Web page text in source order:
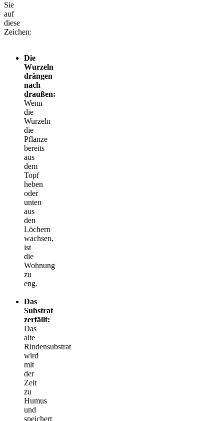
Sie
auf
diese
Zeichen:
Die
Wurzeln
drängen
nach
draußen:
Wenn
die
Wurzeln
die
Pflanze
bereits
aus
dem
Topf
heben
oder
unten
aus
den
Löchern
wachsen,
ist
die
Wohnung
zu
eng.
Das
Substrat
zerfällt:
Das
alte
Rindensubstrat
wird
mit
der
Zeit
zu
Humus
und
speichert